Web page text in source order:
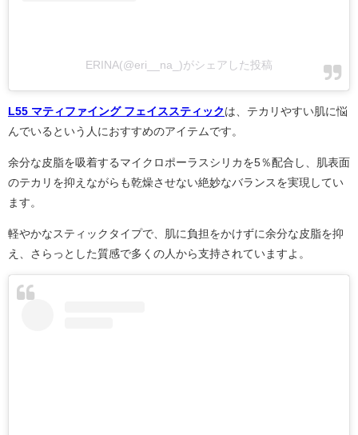
ERINA(@eri__na_)がシェアした投稿
L55 マティファイング フェイススティック は、テカリやすい肌に悩
んでいるという人におすすめのアイテムです。
余分な皮脂を吸着するマイクロポーラスシリカを5％配合し、肌表面
のテカリを抑えながらも乾燥させない絶妙なバランスを実現してい
ます。
軽やかなスティックタイプで、肌に負担をかけずに余分な皮脂を抑
え、さらっとした質感で多くの人から支持されていますよ。